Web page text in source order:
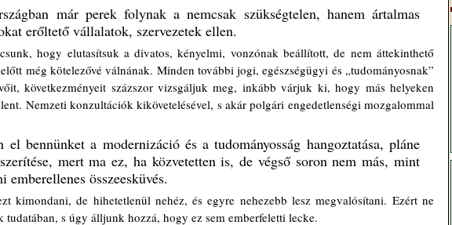
már perek folynak a nemcsak szükségtelen, hanem ártalmas
erőltető vállalatok, szervezetek ellen.
hogy elutasítsuk a divatos, kényelmi, vonzónak beállított, de nem áttekinthető
még kötelezővé válnának. Minden további jogi, egészségügyi és „tudományosnak”
következményeit százszor vizsgáljuk meg, inkább várjuk ki, hogy más helyeken
Nemzeti konzultációk kikövetelésével, s akár polgári engedetlenségi mozgalommal
el bennünket a modernizáció és a tudományosság hangoztatása, pláne
mert ma ez, ha közvetetten is, de végső soron nem más, mint
emberellenes összeesküvés.
kimondani, de hihetetlenül nehéz, és egyre nehezebb lesz megvalósítani. Ezért ne
s úgy álljunk hozzá, hogy ez sem emberfeletti lecke.